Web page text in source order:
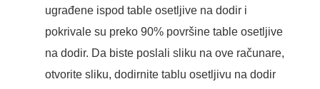
ugrađene ispod table osetljive na dodir i
pokrivale su preko 90% površine table osetljive
na dodir. Da biste poslali sliku na ove računare,
otvorite sliku, dodirnite tablu osetljivu na dodir